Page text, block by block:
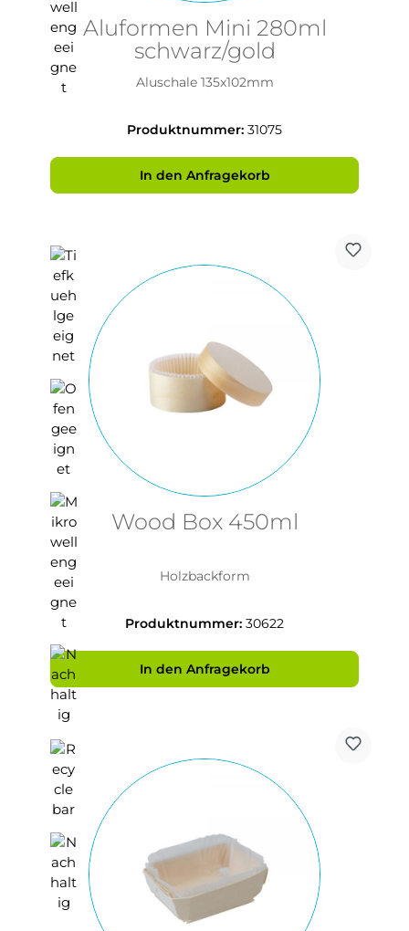
Aluformen Mini 280ml
schwarz/gold
Aluschale 135x102mm
Produktnummer: 31075
In den Anfragekorb
Wood Box 450ml
Holzbackform
Produktnummer: 30622
In den Anfragekorb